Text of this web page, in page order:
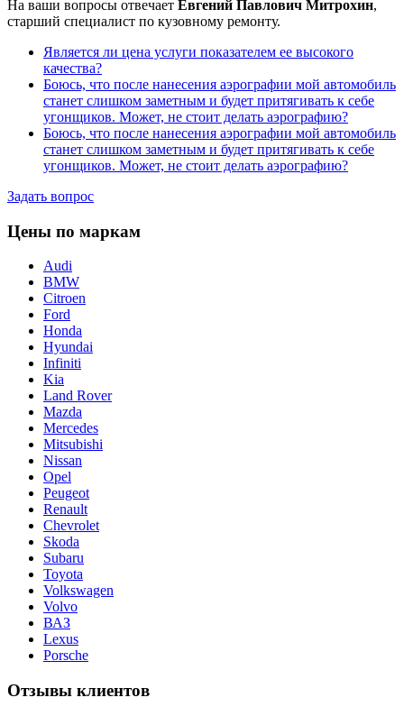
На ваши вопросы отвечает Евгений Павлович Митрохин,
старший специалист по кузовному ремонту.
Является ли цена услуги показателем ее высокого
качества?
Боюсь, что после нанесения аэрографии мой автомобиль
станет слишком заметным и будет притягивать к себе
угонщиков. Может, не стоит делать аэрографию?
Боюсь, что после нанесения аэрографии мой автомобиль
станет слишком заметным и будет притягивать к себе
угонщиков. Может, не стоит делать аэрографию?
Задать вопрос
Цены по маркам
Audi
BMW
Citroen
Ford
Honda
Hyundai
Infiniti
Kia
Land Rover
Mazda
Mercedes
Mitsubishi
Nissan
Opel
Peugeot
Renault
Chevrolet
Skoda
Subaru
Toyota
Volkswagen
Volvo
ВАЗ
Lexus
Porsche
Отзывы клиентов